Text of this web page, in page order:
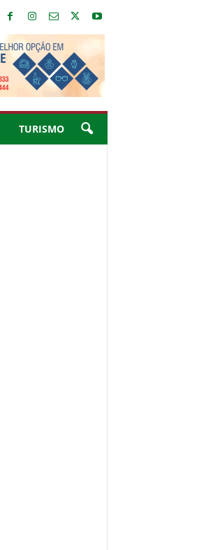
TURISMO